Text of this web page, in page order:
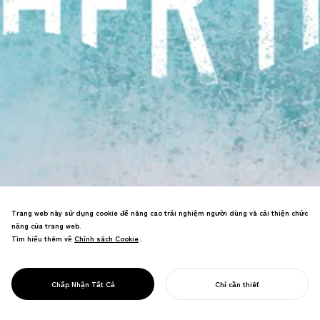
PROJECT
ĐẠI DƯƠNG MẸ
dương bằng cách kết nối tình cảm của
chúng ta đối với biển với tình mẫu tử.
Trang web này sử dụng cookie để nâng cao trải nghiệm người dùng và cải thiện chức
năng của trang web.
Tìm hiểu thêm về Chính sách Cookie
Chính sách Cookie .
Chấp Nhận Tất Cả Chỉ cần thiết